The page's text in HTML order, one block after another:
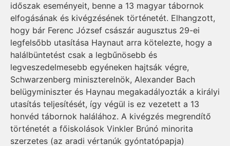
időszak eseményeit, benne a 13 magyar tábornok
elfogásának és kivégzésének történetét. Elhangzott,
hogy bár Ferenc József császár augusztus 29-ei
legfelsőbb utasítása Haynaut arra kötelezte, hogy a
halálbüntetést csak a legbűnösebb és
legveszedelmesebb egyéneken hajtsák végre,
Schwarzenberg miniszterelnök, Alexander Bach
belügyminiszter és Haynau megakadályozták a királyi
utasítás teljesítését, így végül is ez vezetett a 13
honvéd tábornok halálához. A kivégzés megrendítő
történetét a főiskolások Vinkler Brúnó minorita
szerzetes (az aradi vértanúk gyóntatópapja)